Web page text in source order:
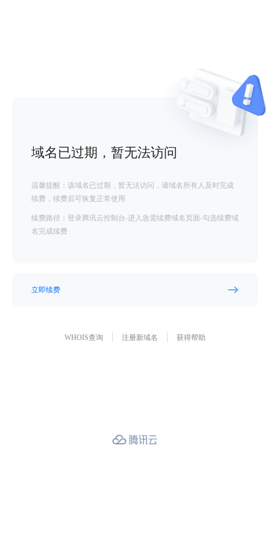
域名已过期，暂无法访问
温馨提醒：该域名已过期，暂无法访问，请域名所有人及时完成
续费，续费后可恢复正常使用
续费路径：登录腾讯云控制台-进入急需续费域名页面-勾选续费域
名完成续费
立即续费
WHOIS查询 注册新域名 获得帮助